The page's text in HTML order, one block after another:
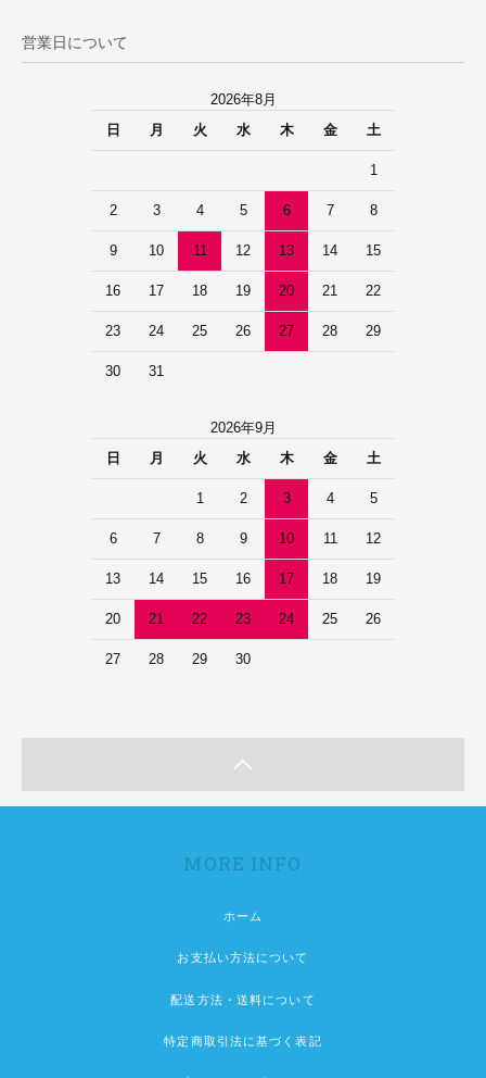
営業日について
2026年8月
日
月 火 水 木 金 土
1
2 3 4 5 6 7 8
9 10 11 12 13 14 15
16 17 18 19 20 21 22
23 24 25 26 27 28 29
30 31
2026年9月
日
月 火 水 木 金 土
1 2 3 4 5
6 7 8 9 10 11 12
13 14 15 16 17 18 19
20 21 22 23 24 25 26
27 28 29 30
MORE INFO
ホーム
お支払い方法について
配送方法・送料について
特定商取引法に基づく表記